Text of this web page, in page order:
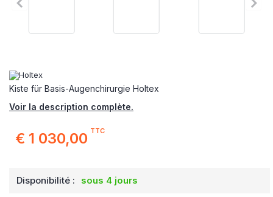
Kiste für Basis-Augenchirurgie Holtex
Voir la description complète.
€ 1 030,00 TTC
Disponibilité : sous 4 jours